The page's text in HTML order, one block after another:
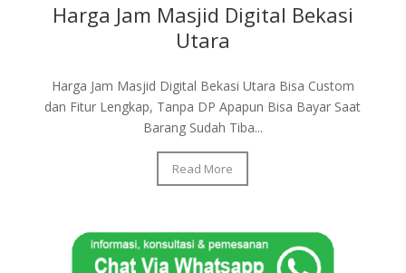
Harga Jam Masjid Digital Bekasi
Utara
Harga Jam Masjid Digital Bekasi Utara Bisa Custom
dan Fitur Lengkap, Tanpa DP Apapun Bisa Bayar Saat
Barang Sudah Tiba...
Read More